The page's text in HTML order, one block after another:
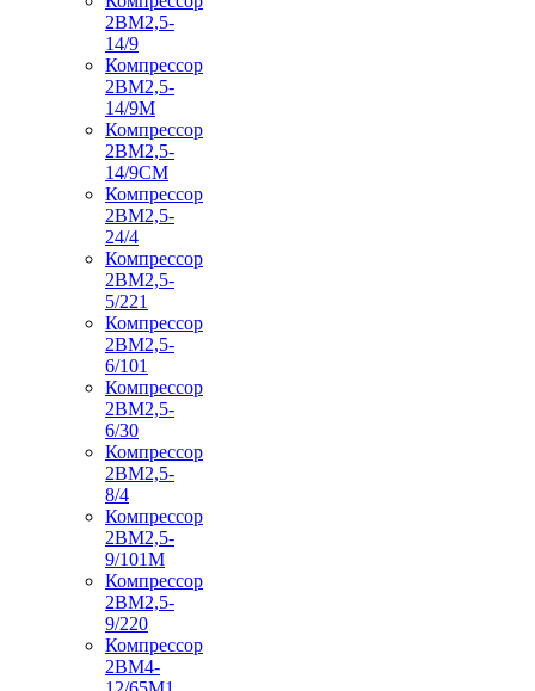
2ВМ2,5-
14/9
Компрессор
2ВМ2,5-
14/9М
Компрессор
2ВМ2,5-
14/9СМ
Компрессор
2ВМ2,5-
24/4
Компрессор
2ВМ2,5-
5/221
Компрессор
2ВМ2,5-
6/101
Компрессор
2ВМ2,5-
6/30
Компрессор
2ВМ2,5-
8/4
Компрессор
2ВМ2,5-
9/101М
Компрессор
2ВМ2,5-
9/220
Компрессор
2ВМ4-